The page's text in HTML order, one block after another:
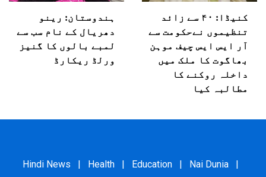
کنیڈا: ۴۰ سے زائد
تنظیموں نےحکومت سے
آر ایس ایس چیف موہن
بھاگوت کا ملک میں
داخلہ روکنے کا
مطالبہ کیا
ہندوستان: رینو
دھریال کے نام سب سے
لمبے بالوں کا گنیز
ورلڈ ریکارڈ
Hindi News | Health | Education | Nai Dunia |